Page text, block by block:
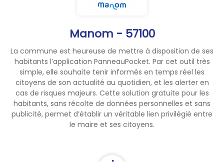
Manom - 57100
La commune est heureuse de mettre à disposition de ses
habitants l’application PanneauPocket. Par cet outil très
simple, elle souhaite tenir informés en temps réel les
citoyens de son actualité au quotidien, et les alerter en
cas de risques majeurs. Cette solution gratuite pour les
habitants, sans récolte de données personnelles et sans
publicité, permet d’établir un véritable lien privilégié entre
le maire et ses citoyens.